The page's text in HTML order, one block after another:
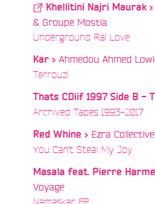
Khellitini Najri Maurak >
& Groupe Mostla
Underground Raï Love/
Kar > Ahmedou Ahmed
Terrouzi
Thats CDiif 1997 Side B -
Archived Tapes 1993​-​2017/
Red Whine > Ezra Collective
You Can't Steal My Joy/
Masala feat. Pierre
Voyage
Namaskar EP/